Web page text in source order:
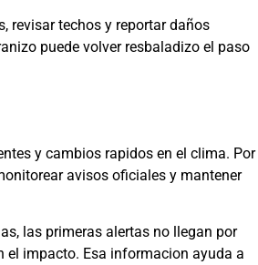
revisar techos y reportar daños
puede volver resbaladizo el paso
y cambios rapidos en el clima. Por
avisos oficiales y mantener
las primeras alertas no llegan por
el impacto. Esa informacion ayuda a